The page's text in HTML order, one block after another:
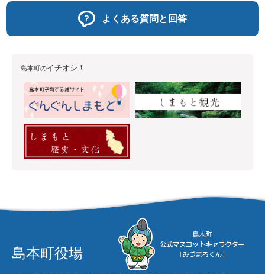
よくある質問と回答
島本町のイチオシ！
島本町役場